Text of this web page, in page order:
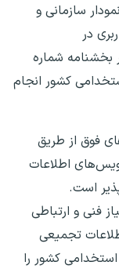
سازمانی و
در
بخشنامه شماره
اداری و استخدامی کشور انجام
فوق از طریق
اطلاعات
است.
فنی و ارتباطی
تجمیعی
کشور را